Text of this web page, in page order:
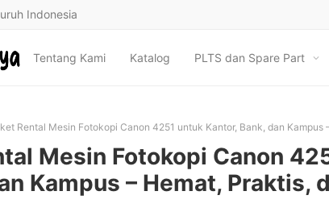
Indonesia
Tentang Kami Katalog PLTS dan Spare Part
Rental Mesin Fotokopi Canon 4251 untuk Kantor, Bank, dan Kampus
Mesin Fotokopi Canon
Kampus – Hemat, Praktis,